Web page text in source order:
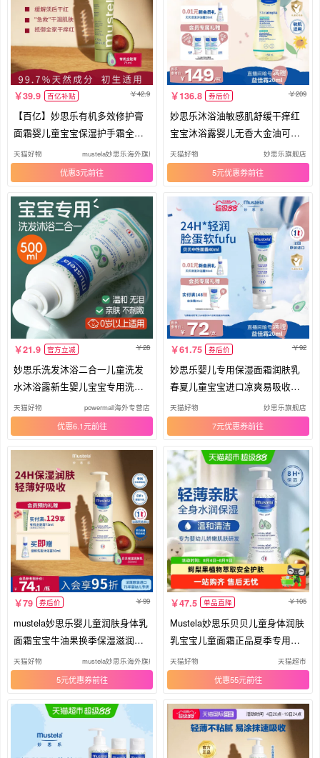
39.9 百亿补贴 42.9
【百亿】妙思乐有机多效修护膏
面霜婴儿童宝宝保湿护手霜全家
临期
天猫好物 mustela妙思乐海外旗舰店
优惠3元
136.8 券后价 209
妙思乐沐浴油敏感肌舒缓干痒红
宝宝沐浴露婴儿无香大金油可卸
防晒
天猫好物 妙思乐旗舰店
5元优惠券
21.9 官方立减 28
妙思乐洗发沐浴二合一儿童洗发
水沐浴露新生婴儿宝宝专用洗头0
岁+
天猫好物 powermall海外专营店
优惠6.1元
61.75 券后价 92
妙思乐婴儿专用保湿面霜润肤乳
春夏儿童宝宝进口凉爽易吸收正
品
天猫好物 妙思乐旗舰店
7元优惠券
79 券后价 99
mustela妙思乐婴儿童润肤身体乳
面霜宝宝牛油果换季保湿滋润干
燥
天猫好物 mustela妙思乐海外旗舰店
5元优惠券
47.5 单品直降 105
Mustela妙思乐贝贝儿童身体润肤
乳宝宝儿童面霜正品夏季专用法
国
天猫好物 天猫超市
优惠55元